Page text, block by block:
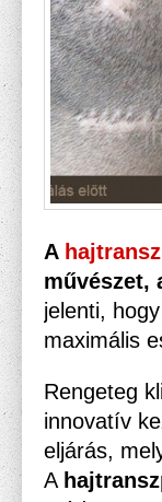
A
művészet,
jelenti,
maximális
Rengeteg
innovatív
eljárás,
A